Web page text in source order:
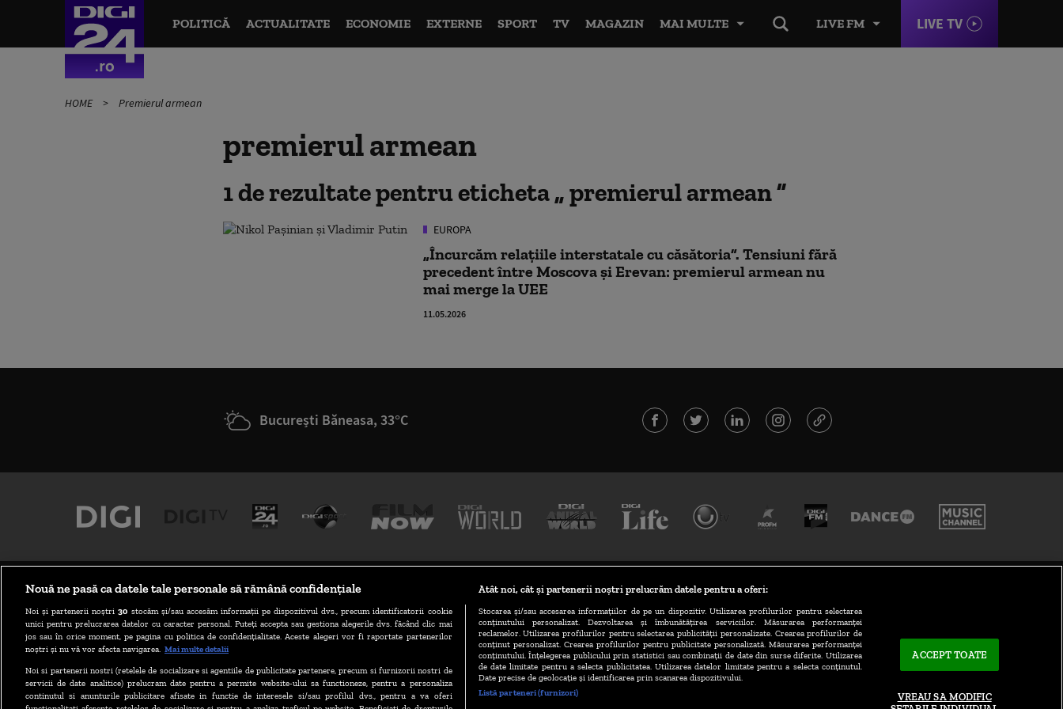
LIVE FM LIVE TV
POLITICĂ ACTUALITATE ECONOMIE EXTERNE SPORT TV MAGAZIN MAI MULTE
HOME Premierul armean
premierul armean
1 de rezultate pentru eticheta premierul armean
EUROPA
„Încurcăm relațiile interstatale cu căsătoria”. Tensiuni fără
precedent între Moscova și Erevan: premierul armean nu
mai merge la UEE
11.05.2026
București Băneasa, 33°C
GESTIONAȚI PREFERINȚELE CODUL DIGI24 CAMERE WEB CONTACT/INFO
Nouă ne pasă ca datele tale personale să rămână confidențiale
Noi și partenerii noștri30 stocăm și/sau accesăm informații pe dispozitivul dvs., precum identificatorii cookie
unici pentru prelucrarea datelor cu caracter personal. Puteți accepta sau gestiona alegerile dvs. făcând clic mai
jos sau în orice moment, pe pagina cu politica de confidențialitate. Aceste alegeri vor fi raportate partenerilor
noștri și nu vă vor afecta navigarea. Mai multe detalii
Noi si partenerii nostri (retelele de socializare si agentiile de publicitate partenere, precum si furnizorii nostri de
servicii de date analitice) prelucram date pentru a permite website-ului sa functioneze, pentru a personaliza
continutul si anunturile publicitare afisate in functie de interesele si/sau profilul dvs., pentru a va oferi
Atât noi, cât și partenerii noștri prelucrăm datele pentru a oferi:
Stocarea și/sau accesarea informațiilor de pe un dispozitiv. Utilizarea profilurilor pentru selectarea
conținutului personalizat. Dezvoltarea și îmbunătățirea serviciilor. Măsurarea performanței
reclamelor. Utilizarea profilurilor pentru selectarea publicității personalizate. Crearea profilurilor de
conținut personalizat. Crearea profilurilor pentru publicitate personalizată. Măsurarea performanței
conținutului. Înțelegerea publicului prin statistici sau combinații de date din surse diferite. Utilizarea
de date limitate pentru a selecta publicitatea. Utilizarea datelor limitate pentru a selecta conținutul.
Date precise de geolocație și identificarea prin scanarea dispozitivului.
Listă parteneri (furnizori)
ACCEPT TOATE
VREAU SA MODIFIC